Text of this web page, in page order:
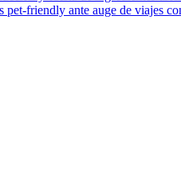
pet-friendly ante auge de viajes